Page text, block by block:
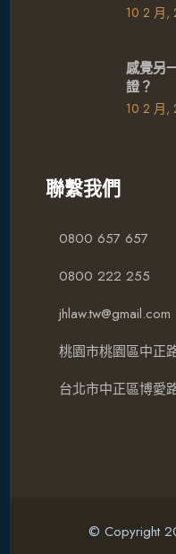
10 2 月,
感覺另
證？
10 2 月,
聯繫我們
0800 657 657
0800 222 255
jhlaw.tw@gmail.com
桃園市桃園區中正
台北市中正區博愛
© Copyright